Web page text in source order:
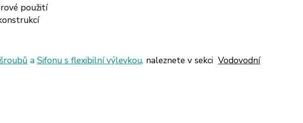
použití
a Sifonu s flexibilní výlevkou,naleznete v sekci Vodovodní